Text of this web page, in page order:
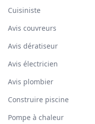
Cuisiniste
Avis couvreurs
Avis dératiseur
Avis électricien
Avis plombier
Construire piscine
Pompe à chaleur